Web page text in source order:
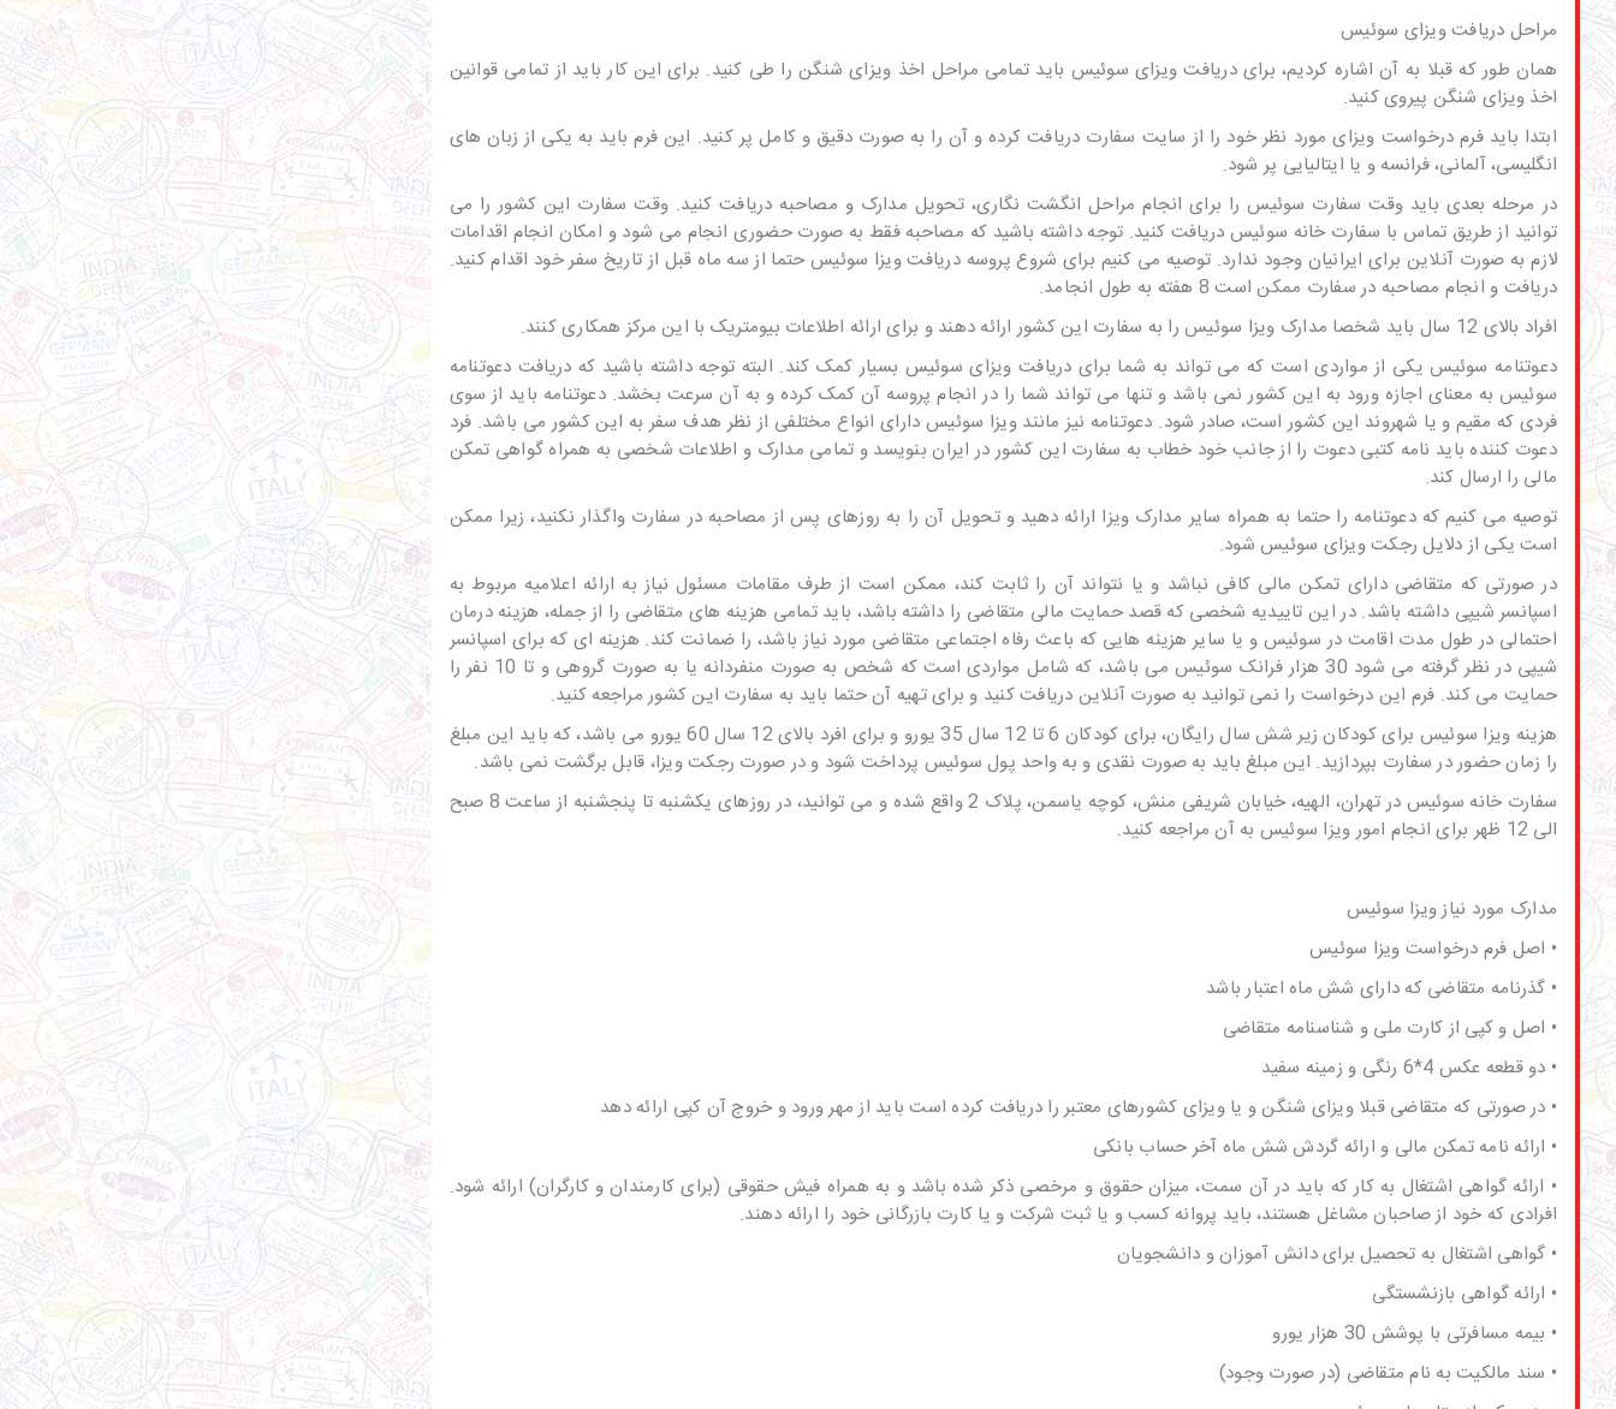
مراحل دریافت ویزای سوئیس
همان طور که قبلا به آن اشاره کردیم، برای دریافت ویزای سوئیس باید تمامی مراحل اخذ ویزای شنگن را طی کنید. برای این کار باید از تمامی قوانین
اخذ ویزای شنگن پیروی کنید.
ابتدا باید فرم درخواست ویزای مورد نظر خود را از سایت سفارت دریافت کرده و آن را به صورت دقیق و کامل پر کنید. این فرم باید به یکی از زبان های
انگلیسی، آلمانی، فرانسه و یا ایتالیایی پر شود.
در مرحله بعدی باید وقت سفارت سوئیس را برای انجام مراحل انگشت نگاری، تحویل مدارک و مصاحبه دریافت کنید. وقت سفارت این کشور را می
توانید از طریق تماس با سفارت خانه سوئیس دریافت کنید. توجه داشته باشید که مصاحبه فقط به صورت حضوری انجام می شود و امکان انجام اقدامات
لازم به صورت آنلاین برای ایرانیان وجود ندارد. توصیه می کنیم برای شروع پروسه دریافت ویزا سوئیس حتما از سه ماه قبل از تاریخ سفر خود اقدام کنید.
دریافت و انجام مصاحبه در سفارت ممکن است 8 هفته به طول انجامد.
افراد بالای 12 سال باید شخصا
مدارک ویزا سوئیس را به سفارت این کشور ارائه دهند و برای ارائه اطلاعات بیومتریک با این مرکز همکاری کنند.
دعوتنامه سوئیسیکی از مواردی است که می تواند به شما برای دریافت ویزای سوئیس بسیار کمک کند. البته توجه داشته باشید که دریافت دعوتنامه
سوئیس به معنای اجازه ورود به این کشور نمی باشد و تنها می تواند شما را در انجام پروسه آن کمک کرده و به آن سرعت بخشد. دعوتنامه باید از سوی
فردی که مقیم و یا شهروند این کشور است، صادر شود. دعوتنامه نیز مانند ویزا سوئیس دارای انواع مختلفی از نظر هدف سفر به این کشور می باشد. فرد
دعوت کننده باید نامه کتبی دعوت را از جانب خود خطاب به سفارت این کشور در ایران بنویسد و تمامی مدارک و اطلاعات شخصی به همراه گواهی تمکن
مالی را ارسال کند.
توصیه می کنیم که دعوتنامه را حتما به همراه سایر مدارک ویزا ارائه دهید و تحویل آن را به روزهای پس از مصاحبه در سفارت واگذار نکنید، زیرا ممکن
است یکی ازدلایل رجکت ویزای سوئیس شود.
در صورتی که متقاضی دارای تمکن مالی کافی نباشد و یا نتواند آن را ثابت کند، ممکن است از طرف مقامات مسئول نیاز به ارائه اعلامیه مربوط به
اسپانسر شیپی داشته باشد. در این تاییدیه شخصی که قصد حمایت مالی متقاضی را داشته باشد، باید تمامی هزینه های متقاضی را از جمله، هزینه درمان
احتمالی در طول مدت اقامت در سوئیس و یا سایر هزینه هایی که باعث رفاه اجتماعی متقاضی مورد نیاز باشد، را ضمانت کند. هزینه ای که برای اسپانسر
شیپی در نظر گرفته می شود 30 هزار فرانک سوئیس می باشد، که شامل مواردی است که شخص به صورت منفردانه یا به صورت گروهی و تا 10 نفر را
حمایت می کند. فرم این درخواست را نمی توانید به صورت آنلاین دریافت کنید و برای تهیه آن حتما باید به سفارت این کشور مراجعه کنید.
هزینه ویزا سوئیس برای کودکان زیر شش سال رایگان، برای کودکان 6 تا 12 سال 35 یورو و برای افرد بالای 12 سال 60 یورو می باشد، که باید این مبلغ
را زمان حضور در سفارت بپردازید. این مبلغ باید به صورت نقدی و به واحد پول سوئیس پرداخت شود و در صورت رجکت ویزا، قابل برگشت نمی باشد.
سفارت خانه سوئیس
در تهران، الهیه، خیابان شریفی منش، کوچه یاسمن، پلاک 2 واقع شده و می توانید، در روزهای یکشنبه تا پنجشنبه از ساعت 8 صبح
الی 12 ظهر برای انجام امور ویزا سوئیس به آن مراجعه کنید.
مدارک مورد نیاز ویزا سوئیس
• اصل فرم درخواست ویزا سوئیس
• گذرنامه متقاضی که دارای شش ماه اعتبار باشد
• اصل و کپی از کارت ملی و شناسنامه متقاضی
• دو قطعه عکس 4*6 رنگی و زمینه سفید
• در صورتی که متقاضی قبلا ویزای شنگن و یا ویزای کشورهای معتبر را دریافت کرده است باید از مهر ورود و خروج آن کپی ارائه دهد
• ارائه نامه تمکن مالی و ارائه گردش شش ماه آخر حساب بانکی
• ارائه گواهی اشتغال به کار که باید در آن سمت، میزان حقوق و مرخصی ذکر شده باشد و به همراه فیش حقوقی (برای کارمندان و کارگران) ارائه شود.
افرادی که خود از صاحبان مشاغل هستند، باید پروانه کسب و یا ثبت شرکت و یا کارت بازرگانی خود را ارائه دهند.
• گواهی اشتغال به تحصیل برای دانش آموزان و دانشجویان
• ارائه گواهی بازنشستگی
• بیمه مسافرتی با پوشش 30 هزار یورو
• سند مالکیت به نام متقاضی (در صورت وجود)